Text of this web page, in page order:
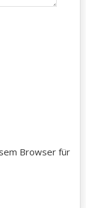
Browser für